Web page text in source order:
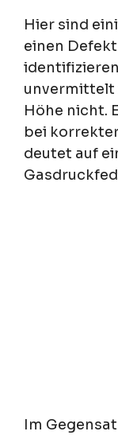
Hier sind
einen
unvermittelt
Höhe nicht.
bei
deutet auf
Im